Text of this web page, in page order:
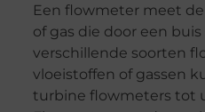
Een flowmeter meet
of gas die door een
verschillende soorten
vloeistoffen of gassen
turbine flowmeters tot